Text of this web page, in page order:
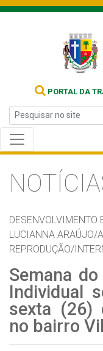
PORTAL DA
DESENVOLVIMENTO
LUCIANNA ARAÚJO/
REPRODUÇÃO/
Semana
Individual
sexta (26)
no bairro